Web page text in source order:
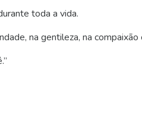
toda a vida.
na gentileza, na